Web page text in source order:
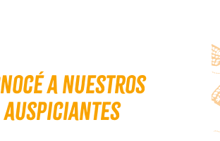
a nuestros
auspiciantes